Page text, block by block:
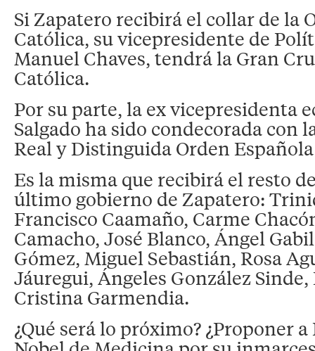
Si Zapatero recibirá el collar de la
Católica, su vicepresidente de
Manuel Chaves, tendrá la Gran
Católica.
Por su parte, la ex vicepresidenta
Salgado ha sido condecorada con
Real y Distinguida Orden
Es la misma que recibirá el resto
último gobierno de Zapatero:
Francisco Caamaño, Carme
Camacho, José Blanco, Ángel
Gómez, Miguel Sebastián, Rosa
Jáuregui, Ángeles González
Cristina Garmendia.
¿Qué será lo próximo? ¿Proponer